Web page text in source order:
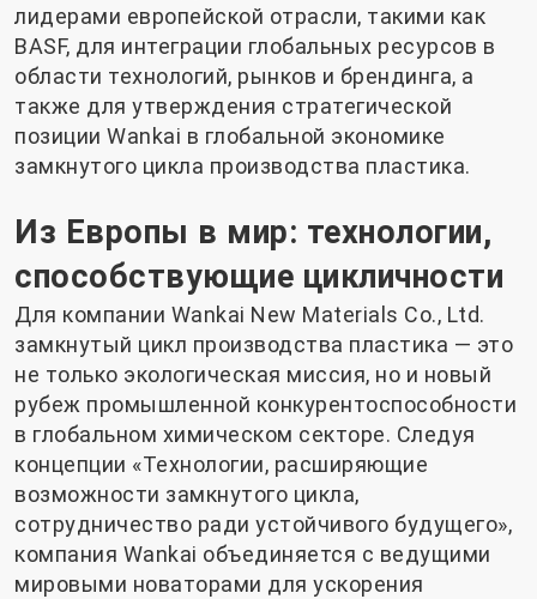
лидерами европейской отрасли, такими как
BASF, для интеграции глобальных ресурсов в
области технологий, рынков и брендинга, а
также для утверждения стратегической
позиции Wankai в глобальной экономике
замкнутого цикла производства пластика.
Из Европы в мир: технологии,
способствующие цикличности
Для компании Wankai New Materials Co., Ltd.
замкнутый цикл производства пластика — это
не только экологическая миссия, но и новый
рубеж промышленной конкурентоспособности
в глобальном химическом секторе. Следуя
концепции «Технологии, расширяющие
возможности замкнутого цикла,
сотрудничество ради устойчивого будущего»,
компания Wankai объединяется с ведущими
мировыми новаторами для ускорения